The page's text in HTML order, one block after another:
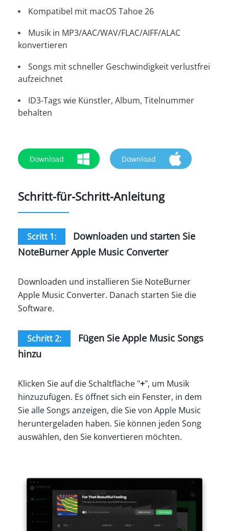
Kompatibel mit macOS Tahoe 26
Musik in MP3/AAC/WAV/FLAC/AIFF/ALAC
konvertieren
Songs mit schneller Geschwindigkeit verlustfrei
aufzeichnet
ID3-Tags wie Künstler, Album, Titelnummer
behalten
Download Download
Schritt-für-Schritt-Anleitung
Scritt 1:
Downloaden und starten Sie
NoteBurner Apple Music Converter
Downloaden und installieren Sie NoteBurner
Apple Music Converter. Danach starten Sie die
Software.
Schritt 2:
Fügen Sie Apple Music Songs
hinzu
Klicken Sie auf die Schaltfläche "+", um Musik
hinzuzufügen. Es öffnet sich ein Fenster, in dem
Sie alle Songs anzeigen, die Sie von Apple Music
heruntergeladen haben. Sie können jeden Song
auswählen, den Sie konvertieren möchten.